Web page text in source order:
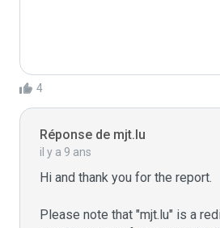
4
Réponse de mjt.lu
il y a 9 ans
Hi and thank you for the report.
Please note that "mjt.lu" is a